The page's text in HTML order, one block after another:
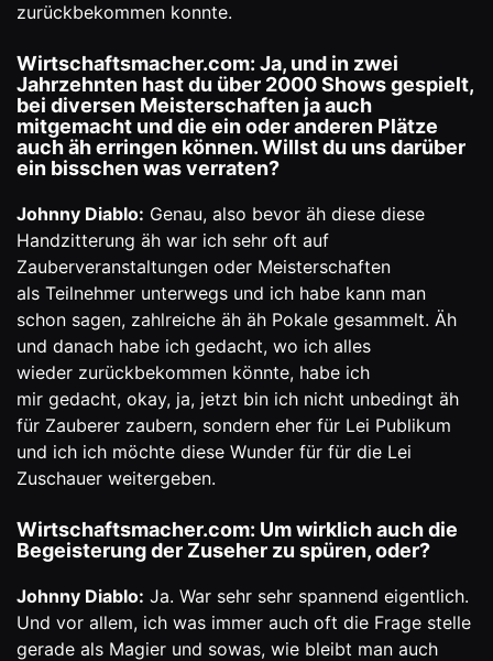
zurückbekommen konnte.
Wirtschaftsmacher.com: Ja, und in zwei
Jahrzehnten hast du über 2000 Shows gespielt,
bei diversen Meisterschaften ja auch
mitgemacht und die ein oder anderen Plätze
auch äh erringen können. Willst du uns darüber
ein bisschen was verraten?
Johnny Diablo: Genau, also bevor äh diese diese
Handzitterung äh war ich sehr oft auf
Zauberveranstaltungen oder Meisterschaften
als Teilnehmer unterwegs und ich habe kann man
schon sagen, zahlreiche äh äh Pokale gesammelt. Äh
und danach habe ich gedacht, wo ich alles
wieder zurückbekommen könnte, habe ich
mir gedacht, okay, ja, jetzt bin ich nicht unbedingt äh
für Zauberer zaubern, sondern eher für Lei Publikum
und ich ich möchte diese Wunder für für die Lei
Zuschauer weitergeben.
Wirtschaftsmacher.com: Um wirklich auch die
Begeisterung der Zuseher zu spüren, oder?
Johnny Diablo: Ja. War sehr sehr spannend eigentlich.
Und vor allem, ich was immer auch oft die Frage stelle
gerade als Magier und sowas, wie bleibt man auch